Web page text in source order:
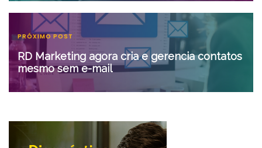
PRÓXIMO POST
RD Marketing agora cria e gerencia contatos
mesmo sem e-mail